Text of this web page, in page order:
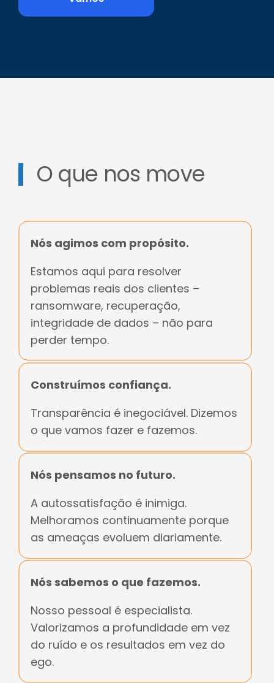
O que nos move
Nós agimos com propósito.
Estamos aqui para resolver
problemas reais dos clientes –
ransomware, recuperação,
integridade de dados – não para
perder tempo.
Construímos confiança.
Transparência é inegociável. Dizemos
o que vamos fazer e fazemos.
Nós pensamos no futuro.
A autossatisfação é inimiga.
Melhoramos continuamente porque
as ameaças evoluem diariamente.
Nós sabemos o que fazemos.
Nosso pessoal é especialista.
Valorizamos a profundidade em vez
do ruído e os resultados em vez do
ego.